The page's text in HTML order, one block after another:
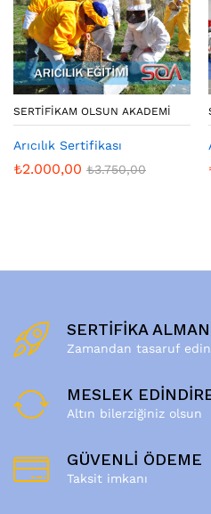
SERTIFIKAM OLSUN AKADEMI
Arıcılık Sertifikası
₺2.000,00 ₺3.750,00
SERTİFİKA
Zamandan tasaruf edin
MESLEK
Altın bilerziğiniz olsun
GÜVENLİ ÖDEME
Taksit imkanı